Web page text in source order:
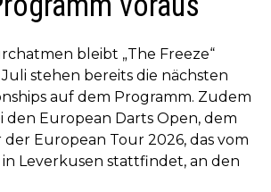
bleibt „The Freeze“
stehen bereits die nächsten
auf dem Programm. Zudem
European Darts Open, dem
European Tour 2026, das vom
in Leverkusen stattfindet, an den